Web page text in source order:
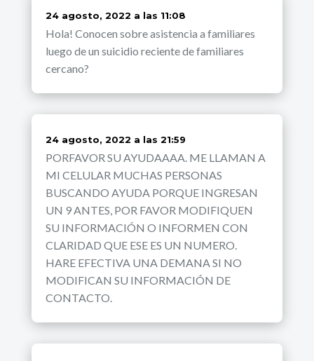
dice:
24 agosto, 2022 a las 11:08
Hola! Conocen sobre asistencia a familiares
luego de un suicidio reciente de familiares
cercano?
dice:
24 agosto, 2022 a las 21:59
PORFAVOR SU AYUDAAAA. ME LLAMAN A
MI CELULAR MUCHAS PERSONAS
BUSCANDO AYUDA PORQUE INGRESAN
UN 9 ANTES, POR FAVOR MODIFIQUEN
SU INFORMACIÓN O INFORMEN CON
CLARIDAD QUE ESE ES UN NUMERO.
HARE EFECTIVA UNA DEMANA SI NO
MODIFICAN SU INFORMACIÓN DE
CONTACTO.